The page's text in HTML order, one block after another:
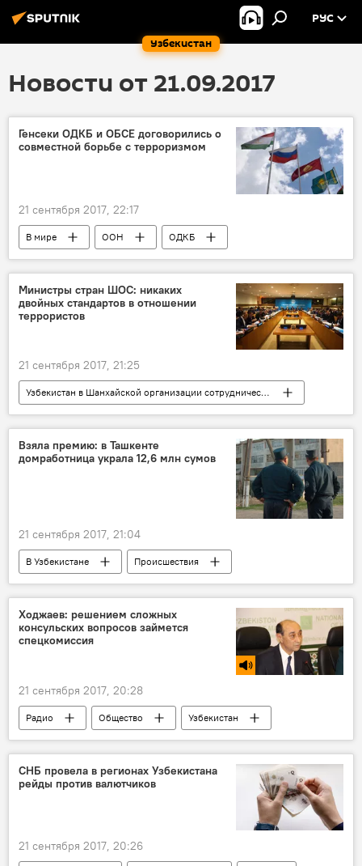
Узбекистан
РУС
Новости от 21.09.2017
Генсеки ОДКБ и ОБСЕ договорились о
совместной борьбе с терроризмом
21 сентября 2017, 22:17
В мире ООН
ОДКБ
Генпрокуратура России
Борьба с терроризмом
Министры стран ШОС: никаких
двойных стандартов в отношении
террористов
21 сентября 2017, 21:25
Узбекистан в Шанхайской организации сотрудничества
Абдулазиз Камилов
МИД Узбекистана
ШОС
Политика
Взяла премию: в Ташкенте
домработница украла 12,6 млн сумов
21 сентября 2017, 21:04
В Узбекистане
Происшествия
Узбекистан
ГУВД Ташкента
Кража
Ходжаев: решением сложных
консульских вопросов займется
спецкомиссия
21 сентября 2017, 20:28
Радио Общество
Узбекистан
Генпрокуратура Узбекистана
МИД Узбекистана
СНБ
МВД Узбекистана
СНБ провела в регионах Узбекистана
рейды против валютчиков
21 сентября 2017, 20:26